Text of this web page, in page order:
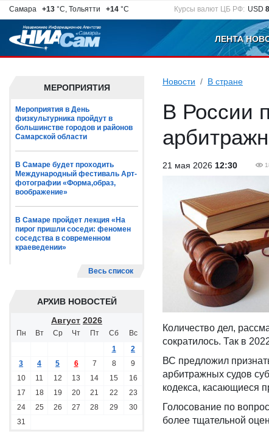
Самара +13 °C, Тольятти +14 °C Курсы валют ЦБ РФ: USD
ЛЕНТА
МЕРОПРИЯТИЯ
Мероприятия в День
физкультурника пройдут в
большинстве городов и районов
Самарской области
В Самаре будет проходить
Международный фестиваль Арт-
фотографии «Форма,образ,
воображение»
В Самаре пройдет лекция «На
пирог пришли соседи: феномен
соседства в современном
краеведении»
Весь список
АРХИВ НОВОСТЕЙ
Август 2026
Пн Вт Ср Чт Пт Сб
Вс
1
2
3
4 5 6 7 8
9
10
11 12 13 14 15
16
17
18 19 20 21 22
23
24
25 26 27 28 29
30
31
Новости В стране
В России
21 мая 2026 12:30
Количество дел,
сократилось. Так в
ВС предложил
арбитражных судов
кодекса, касающиеся
Голосование по
более тщательной